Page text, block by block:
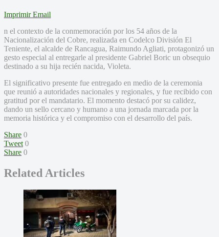
Imprimir Email
n el contexto de la conmemoración por los 54 años de la
Nacionalización del Cobre, realizada en Codelco División El
Teniente, el alcalde de Rancagua, Raimundo Agliati, protagonizó un
gesto especial al entregarle al presidente Gabriel Boric un obsequio
destinado a su hija recién nacida, Violeta.
El significativo presente fue entregado en medio de la ceremonia
que reunió a autoridades nacionales y regionales, y fue recibido con
gratitud por el mandatario. El momento destacó por su calidez,
dando un sello cercano y humano a una jornada marcada por la
memoria histórica y el compromiso con el desarrollo del país.
Share 0
Tweet 0
Share 0
Related Articles